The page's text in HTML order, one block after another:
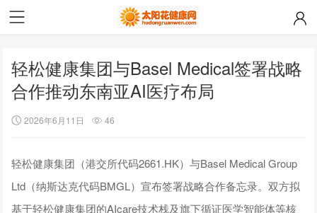
轻松健康集团与Basel Medical签署战略
合作推动东南亚AI医疗布局
2026年6月11日 46
轻松健康集团（港交所代码2661.HK）与Basel Medical Group
Ltd（纳斯达克代码BMGL）宣布签署战略合作备忘录。双方拟
基于轻松健康集团的AIcare技术栈及旗下循证医学智能体等核